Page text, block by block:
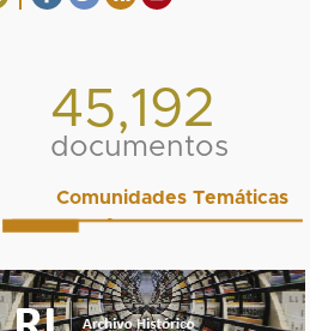
45,192
documentos
Comunidades Temáticas